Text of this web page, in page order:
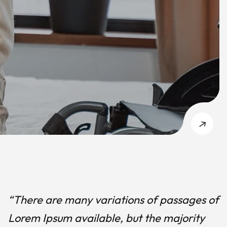
“There are many variations of passages of
Lorem Ipsum available, but the majority